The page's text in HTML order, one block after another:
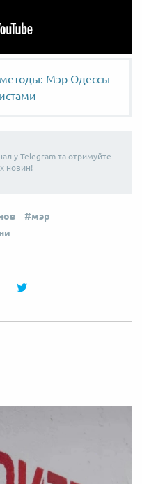
Мэр Одессы
у Telegram та отримуйте
новин!
мэр